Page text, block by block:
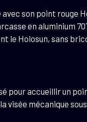
son point rouge
en aluminium
le Holosun, sans
pour accueillir un
mécanique